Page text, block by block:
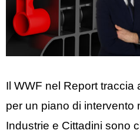
Il WWF nel Report traccia
per un piano di intervento
Industrie e Cittadini sono